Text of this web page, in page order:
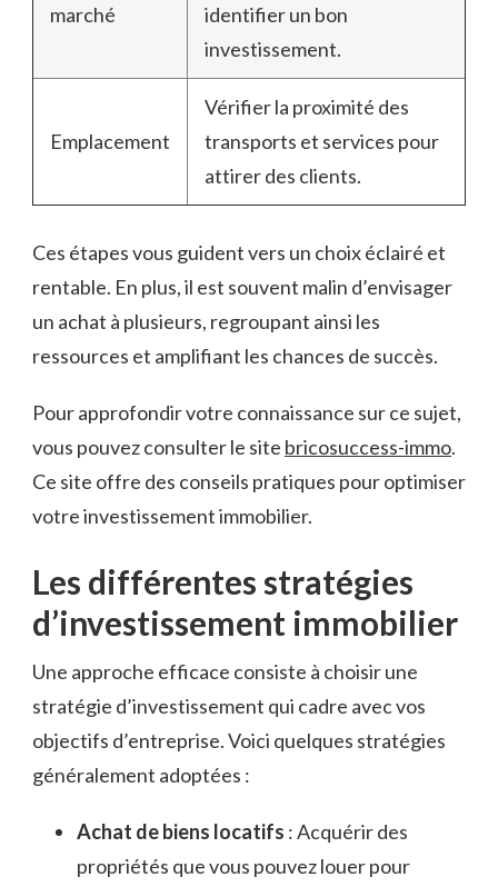
marché
identifier un bon
investissement.
Emplacement
Vérifier la proximité des
transports et services pour
attirer des clients.
Ces étapes vous guident vers un choix éclairé et
rentable. En plus, il est souvent malin d’envisager
un achat à plusieurs, regroupant ainsi les
ressources et amplifiant les chances de succès.
Pour approfondir votre connaissance sur ce sujet,
vous pouvez consulter le site bricosuccess-immo.
Ce site offre des conseils pratiques pour optimiser
votre investissement immobilier.
Les différentes stratégies
d’investissement immobilier
Une approche efficace consiste à choisir une
stratégie d’investissement qui cadre avec vos
objectifs d’entreprise. Voici quelques stratégies
généralement adoptées :
Achat de biens locatifs : Acquérir des
propriétés que vous pouvez louer pour